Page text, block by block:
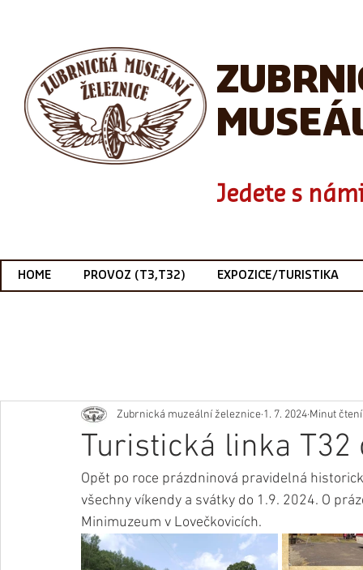
Jedete s
HOME PROVOZ (T3,T32) EXPOZICE/TURISTIKA
Turistická linka T32
Zubrnická muzeální železnice 1. 7. 2024 Minut
Opět po roce prázdninová pravidelná
všechny víkendy a svátky do 1.9. 2024. O
Minimuzeum v Lovečkovicích.